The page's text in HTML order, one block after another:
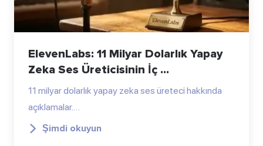
ElevenLabs: 11 Milyar Dolarlık Yapay
Zeka Ses Üreticisinin İç ...
11 milyar dolarlık yapay zeka ses üreteci hakkında
açıklamalar.…
Şimdi okuyun